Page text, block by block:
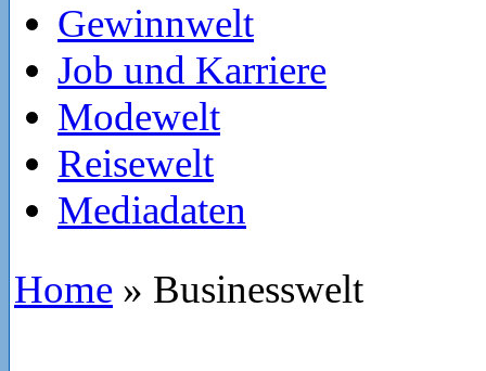
Gewinnwelt
Job und Karriere
Modewelt
Reisewelt
Mediadaten
Home » Businesswelt